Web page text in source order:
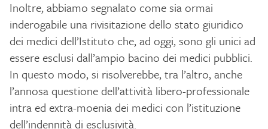
Inoltre, abbiamo segnalato come sia ormai
inderogabile una rivisitazione dello stato giuridico
dei medici dell’Istituto che, ad oggi, sono gli unici ad
essere esclusi dall’ampio bacino dei medici pubblici.
In questo modo, si risolverebbe, tra l’altro, anche
l’annosa questione dell’attività libero-professionale
intra ed extra-moenia dei medici con l’istituzione
dell’indennità di esclusività.